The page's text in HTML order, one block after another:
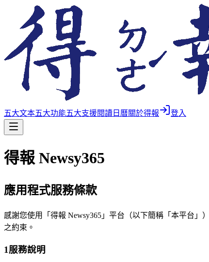
五大文本五大功能五大支援閱讀日曆關於得報 登入
得報 Newsy365
應用程式服務條款
感謝您使用「得報 Newsy365」平台（以下簡稱「本平台
之約束。
1服務說明